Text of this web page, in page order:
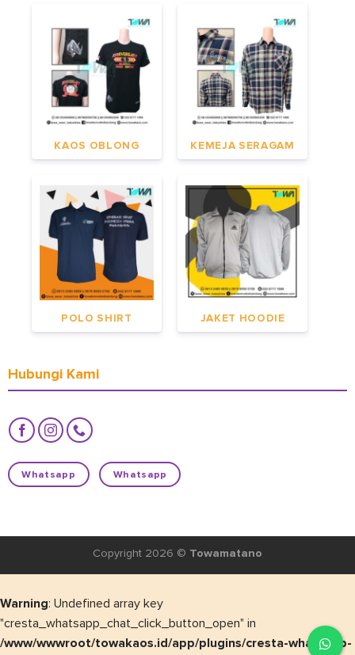
KAOS OBLONG KEMEJA SERAGAM
POLO SHIRT JAKET HOODIE
Hubungi Kami
Whatsapp Whatsapp
Copyright 2026 © Towamatano
Warning: Undefined array key
"cresta_whatsapp_chat_click_button_open" in
/www/wwwroot/towakaos.id/app/plugins/cresta-whatsapp-